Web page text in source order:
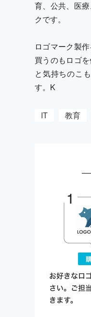
育、公共、医
クです。
ロゴマーク製
買うのもロゴ
と気持ちのこ
す。K
IT 教育